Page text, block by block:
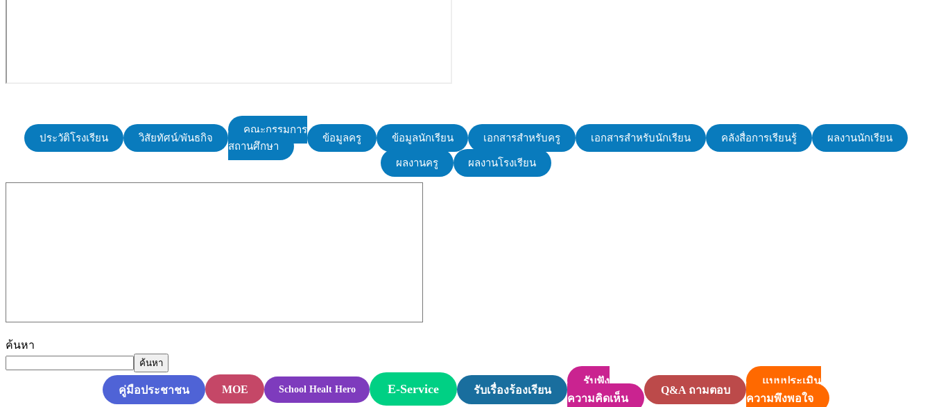
ประวัติโรงเรียน วิสัยทัศน์/พันธกิจ
คณะกรรมการ
สถานศึกษา
ข้อมูลครู ข้อมูลนักเรียน เอกสารสำหรับครู เอกสารสำหรับนักเรียน คลังสื่อการเรียนรู้ ผลงานนักเรียน
ผลงานครู ผลงานโรงเรียน
ค้นหา
ค้นหา
คู่มือประชาชน MOE School Healt Hero E-Service รับเรื่องร้องเรียน
รับฟัง
ความคิดเห็น
Q&A ถามตอบ
แบบประเมิน
ความพึงพอใจ